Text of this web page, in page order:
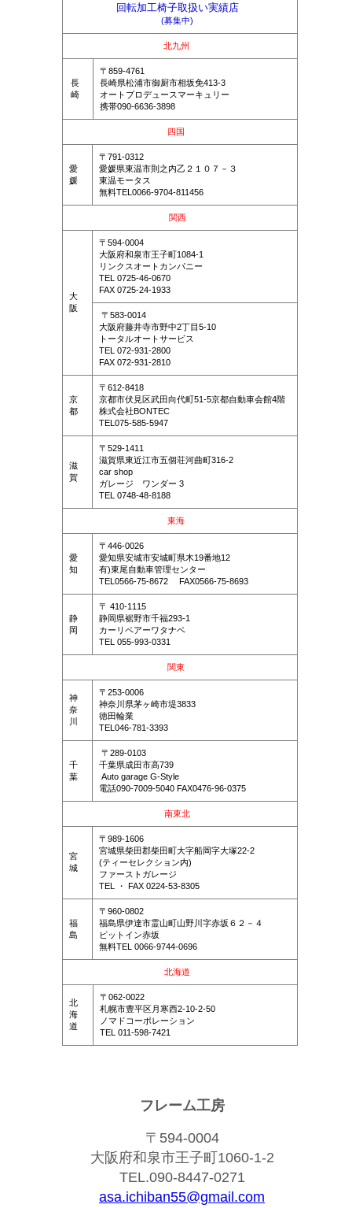
回転加工椅子取扱い実績店
(募集中)
北九州
長
崎
〒859-4761
長崎県松浦市御厨市相坂免413-3
オートプロデュースマーキュリー
携帯090-6636-3898
四国
愛
媛
〒 791-0312
愛媛県東温市則之内乙２１０７－３
東温モータス
無料TEL0066-9704-811456
関西
大
阪
〒594-0004
大阪府和泉市王子町1084-1
リンクスオートカンパニー
TEL 0725-46-0670
FAX 0725-24-1933
〒583-0014
大阪府藤井寺市野中2丁目5-10
トータルオートサービス
TEL 072-931-2800
FAX 072-931-2810
京
都
〒612-8418
京都市伏見区武田向代町51-5京都自動車会館4階
株式会社BONTEC
TEL075-585-5947
滋
賀
〒529-1411
滋賀県東近江市五個荘河曲町316-2
car shop
ガレージ ワンダー 3
TEL 0748-48-8188
東海
愛
知
〒446-0026
愛知県安城市安城町県木19番地12
有)東尾自動車管理センター
TEL0566-75-8672 FAX0566-75-8693
静
岡
〒 410-1115
静岡県裾野市千福293-1
カーリペアーワタナベ
TEL 055-993-0331
関東
神
奈
川
〒253-0006
神奈川県茅ヶ崎市堤3833
徳田輪業
TEL046-781-3393
千
葉
〒289-0103
千葉県成田市高739
Auto garage G-Style
電話090-7009-5040 FAX0476-96-0375
南東北
宮
城
〒989-1606
宮城県柴田郡柴田町大字船岡字大塚22-2
(ティーセレクション内)
ファーストガレージ
TEL ・ FAX 0224-53-8305
福
島
〒960-0802
福島県伊達市霊山町山野川字赤坂６２－４
ピットイン赤坂
無料TEL 0066-9744-0696
北海道
北
海
道
〒062-0022
札幌市豊平区月寒西2-10-2-50
ノマドコーポレーション
TEL 011-598-7421
フレーム工房
〒594-0004
大阪府和泉市王子町1060-1-2
TEL.090-8447-0271
asa.ichiban55@gmail.com